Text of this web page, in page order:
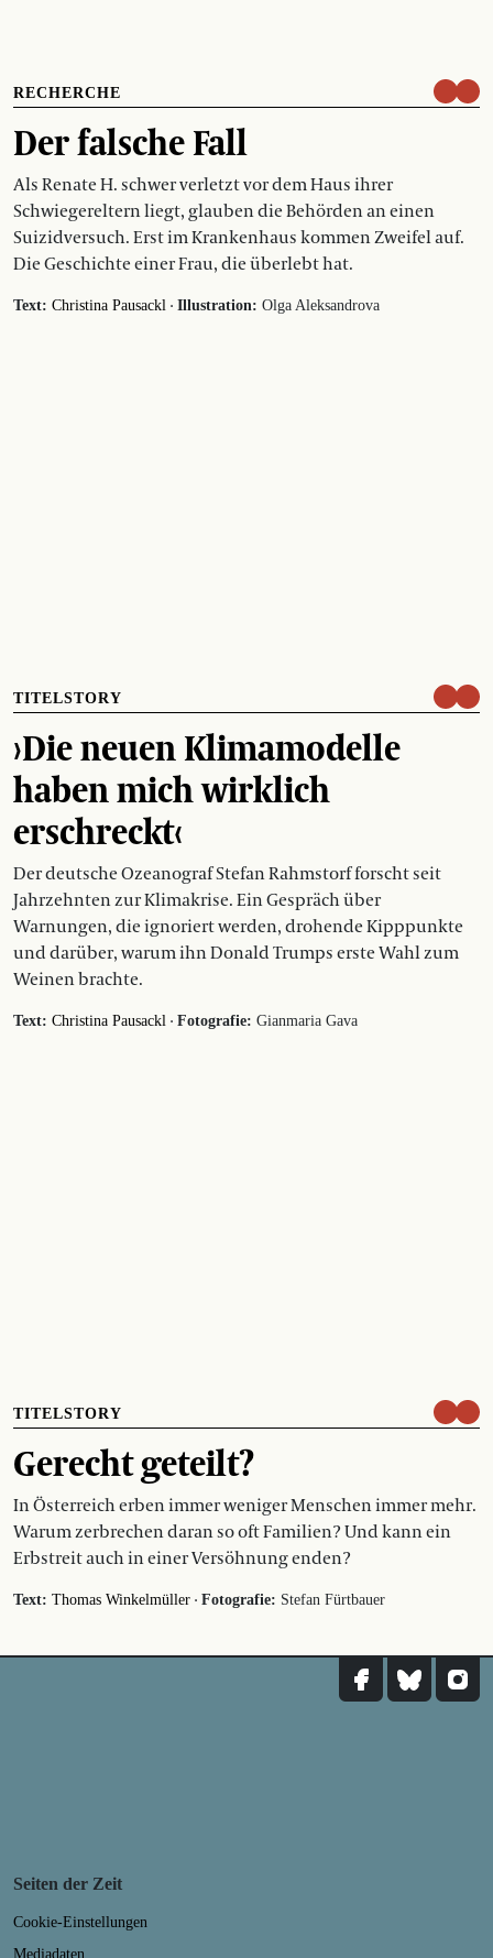
RECHERCHE
Der falsche Fall
Als Renate H. schwer verletzt vor dem Haus ihrer
Schwiegereltern liegt, glauben die Behörden an einen
Suizidversuch. Erst im Krankenhaus kommen Zweifel auf.
Die Geschichte einer Frau, die überlebt hat.
Text: Christina Pausackl · Illustration: Olga Aleksandrova
TITELSTORY
›Die neuen Klimamodelle
haben mich wirklich
erschreckt‹
Der deutsche Ozeanograf Stefan Rahmstorf forscht seit
Jahrzehnten zur Klimakrise. Ein Gespräch über
Warnungen, die ignoriert werden, drohende Kipppunkte
und darüber, warum ihn Donald Trumps erste Wahl zum
Weinen brachte.
Text: Christina Pausackl · Fotografie: Gianmaria Gava
TITELSTORY
Gerecht geteilt?
In Österreich erben immer weniger Menschen immer mehr.
Warum zerbrechen daran so oft Familien? Und kann ein
Erbstreit auch in einer Versöhnung enden?
Text: Thomas Winkelmüller · Fotografie: Stefan Fürtbauer
Seiten der Zeit
Cookie-Einstellungen
Mediadaten